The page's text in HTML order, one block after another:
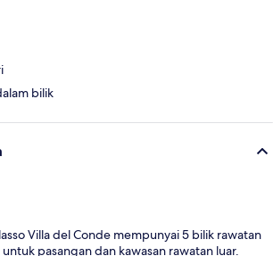
bilik
Villa del Conde mempunyai 5 bilik rawatan
pasangan dan kawasan rawatan luar.